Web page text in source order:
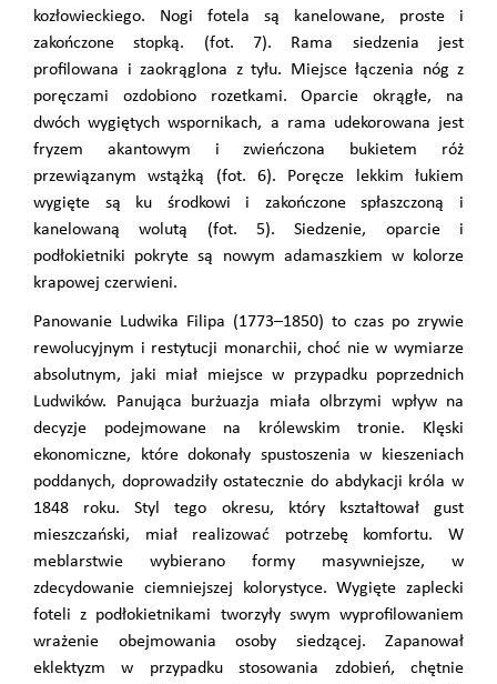
kozłowieckiego. Nogi fotela są kanelowane, proste i
zakończone stopką. (fot. 7). Rama siedzenia jest
profilowana i zaokrąglona z tyłu. Miejsce łączenia nóg z
poręczami ozdobiono rozetkami. Oparcie okrągłe, na
dwóch wygiętych wspornikach, a rama udekorowana jest
fryzem akantowym i zwieńczona bukietem róż
przewiązanym wstążką (fot. 6). Poręcze lekkim łukiem
wygięte są ku środkowi i zakończone spłaszczoną i
kanelowaną wolutą (fot. 5). Siedzenie, oparcie i
podłokietniki pokryte są nowym adamaszkiem w kolorze
krapowej czerwieni.
Panowanie Ludwika Filipa (1773–1850) to czas po zrywie
rewolucyjnym i restytucji monarchii, choć nie w wymiarze
absolutnym, jaki miał miejsce w przypadku poprzednich
Ludwików. Panująca burżuazja miała olbrzymi wpływ na
decyzje podejmowane na królewskim tronie. Klęski
ekonomiczne, które dokonały spustoszenia w kieszeniach
poddanych, doprowadziły ostatecznie do abdykacji króla w
1848 roku. Styl tego okresu, który kształtował gust
mieszczański, miał realizować potrzebę komfortu. W
meblarstwie wybierano formy masywniejsze, w
zdecydowanie ciemniejszej kolorystyce. Wygięte zaplecki
foteli z podłokietnikami tworzyły swym wyprofilowaniem
wrażenie obejmowania osoby siedzącej. Zapanował
eklektyzm w przypadku stosowania zdobień, chętnie